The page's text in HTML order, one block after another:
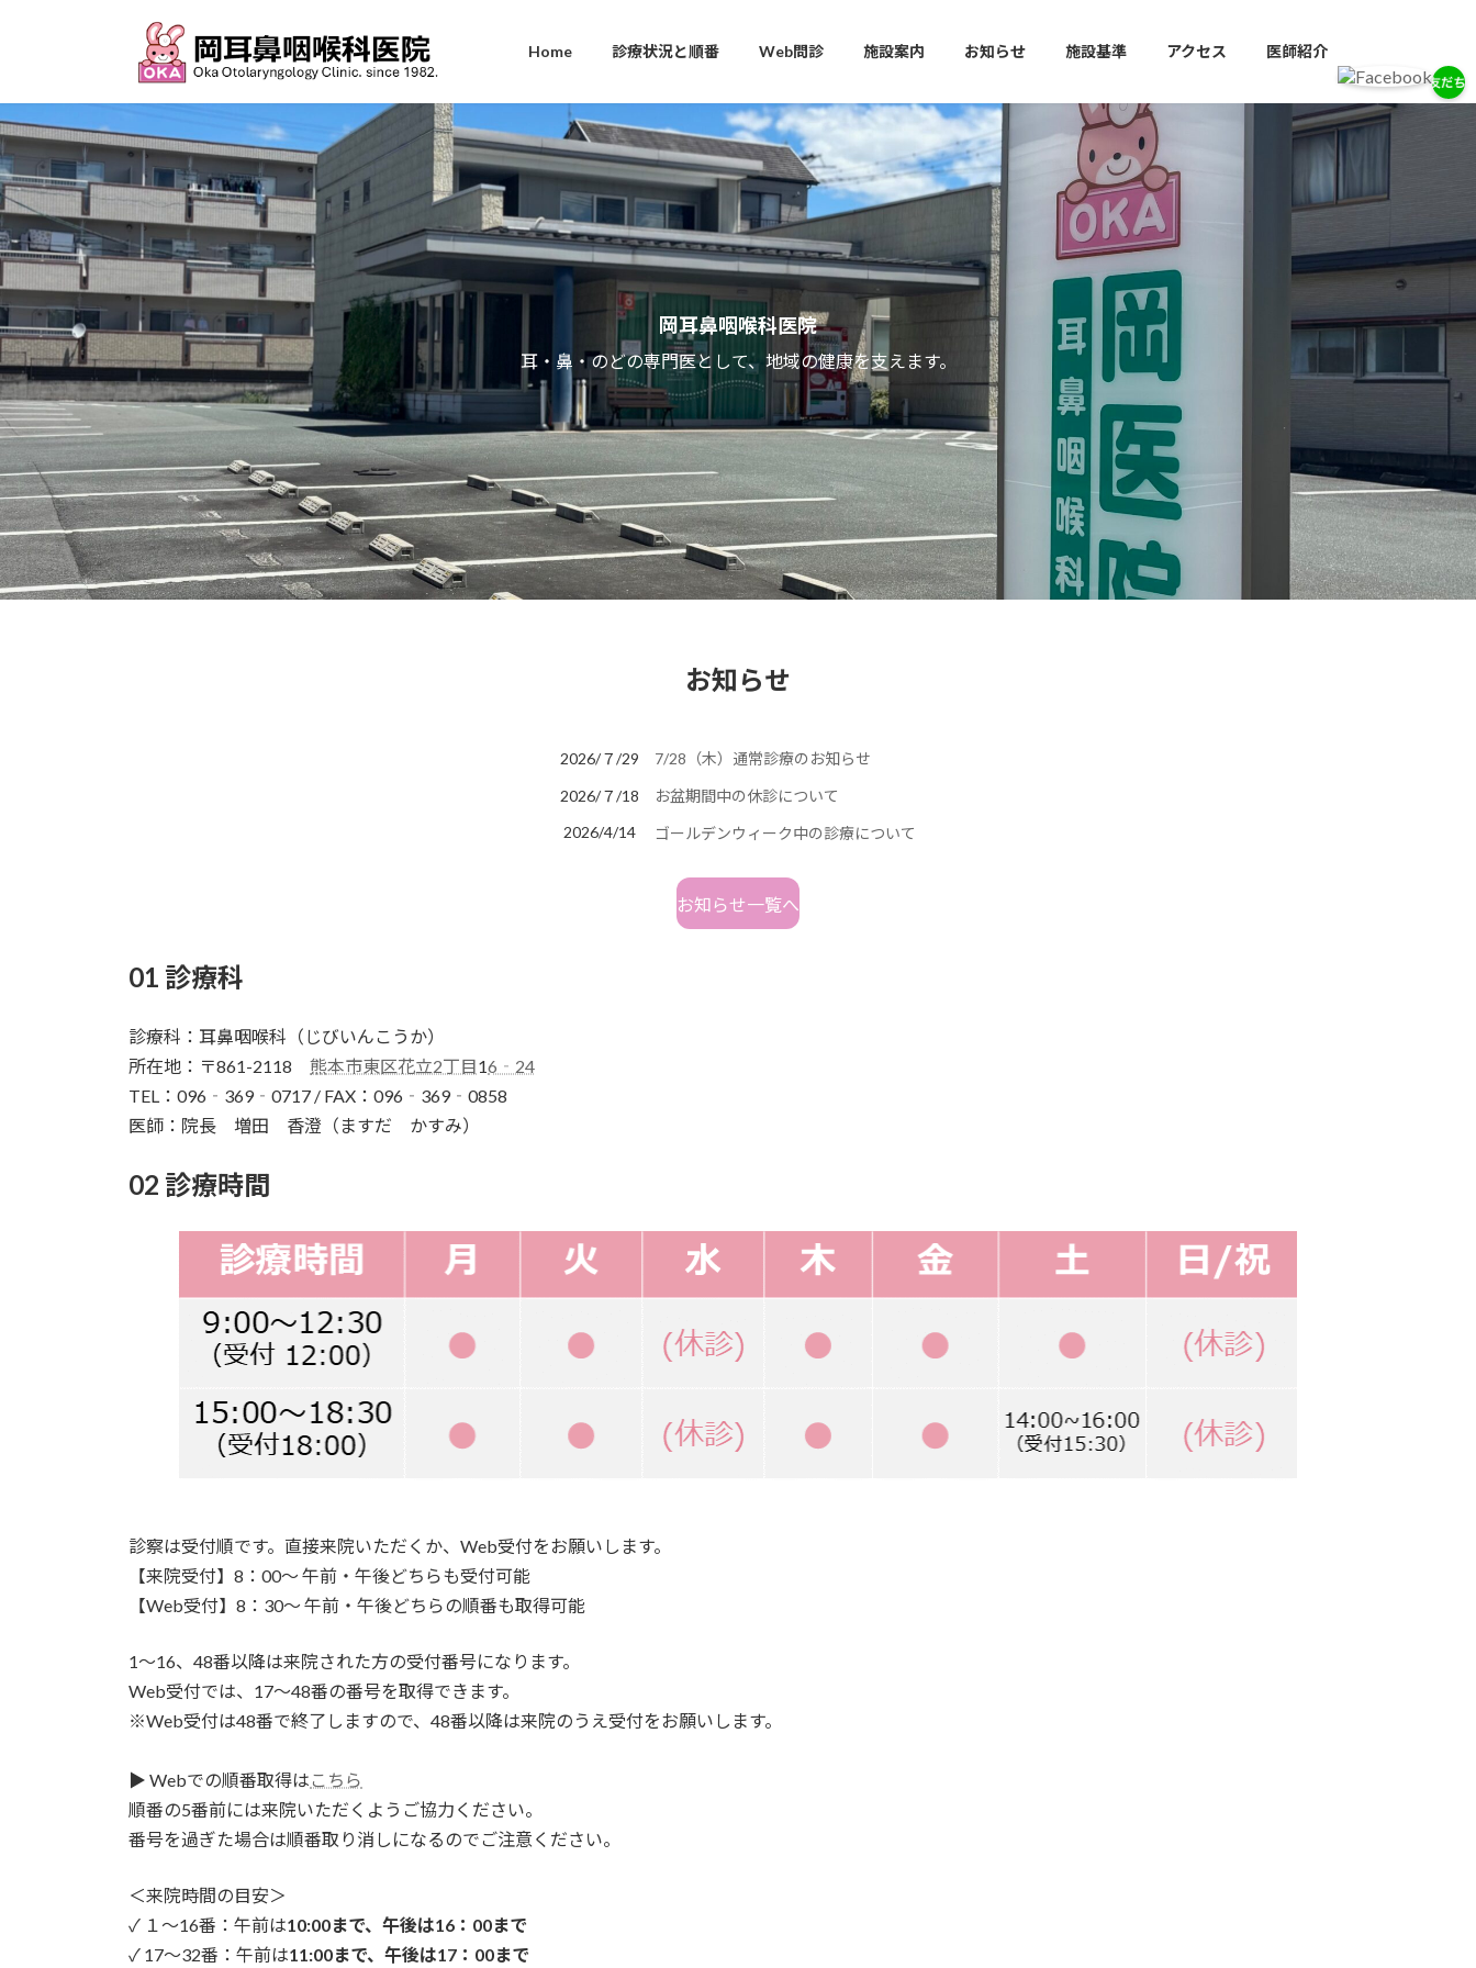
ツ
へ
ス
キ
ッ
プ
シ
ョ
ン
に
移
動
Home 診療状況と順番 Web問診 施設案内 お知らせ 施設基準 アクセス 医師紹介
岡耳鼻咽喉科医院
耳・鼻・のどの専門医として、地域の健康を支えます。
お知らせ
2026/７/29
7/28（木）通常診療のお知らせ
2026/７/18
お盆期間中の休診について
2026/4/14
ゴールデンウィーク中の診療について
お知らせ一覧へ
01 診療科
診療科：耳鼻咽喉科（じびいんこうか）
所在地：〒861-2118 熊本市東区花立2丁目16‐24
TEL：096‐369‐0717 / FAX：096‐369‐0858
医師：院長 増田 香澄（ますだ かすみ）
02 診療時間
診察は受付順です。直接来院いただくか、Web受付をお願いします。
【来院受付】8：00～ 午前・午後どちらも受付可能
【Web受付】8：30～ 午前・午後どちらの順番も取得可能
1～16、48番以降は来院された方の受付番号になります。
Web受付では、17～48番の番号を取得できます。
※Web受付は48番で終了しますので、48番以降は来院のうえ受付をお願いします。
▶ Webでの順番取得は こちら
順番の5番前には来院いただくようご協力ください。
番号を過ぎた場合は順番取り消しになるのでご注意ください。
＜来院時間の目安＞
✓ １～16番：午前は10:00まで、午後は16：00まで
✓ 17～32番：午前は11:00まで、午後は17：00まで